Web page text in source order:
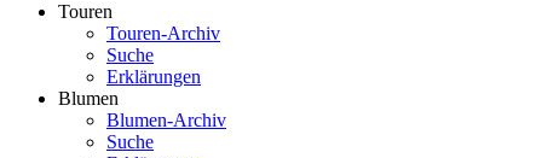
Touren
Touren-Archiv
Suche
Erklärungen
Blumen
Blumen-Archiv
Suche